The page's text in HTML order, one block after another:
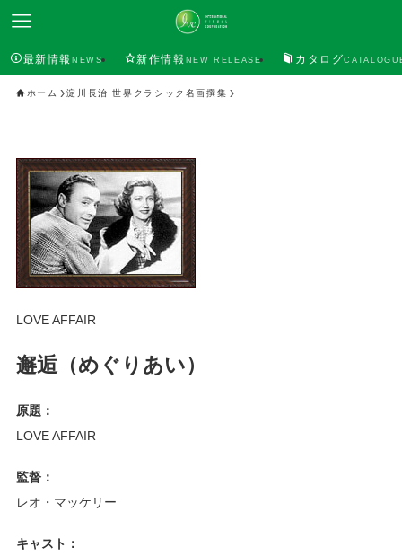
最新情報NEWS 新作情報 NEW RELEASE カタログ
ホーム 淀川長治 世界クラシック名画撰集
LOVE AFFAIR
邂逅（めぐりあい）
原題：
LOVE AFFAIR
監督：
レオ・マッケリー
キャスト：